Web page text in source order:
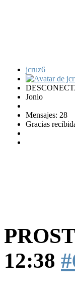
jcruz6
Jonio
Mensajes: 28
Gracias
12:38